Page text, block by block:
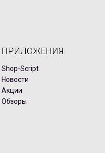
ПРИЛОЖЕНИЯ
Shop-Script
Новости
Акции
Обзоры